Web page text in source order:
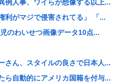
例人事、ワイらが想像する以上...
利がマジで侵害されてる」 「...
のわいせつ画像データ10点...
さん、スタイルの良さで日本人...
ら自動的にアメリカ国籍を付与...